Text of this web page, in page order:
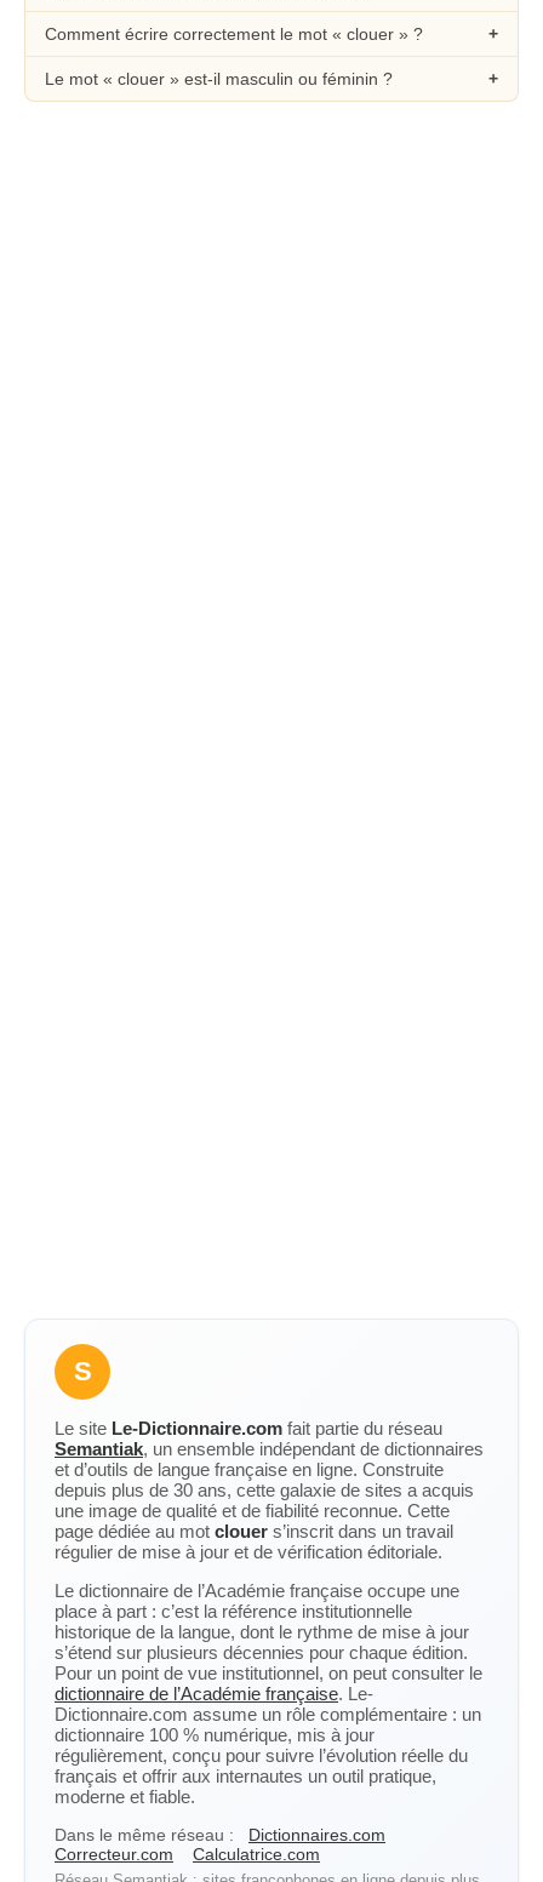
Comment écrire correctement le mot « clouer » ?
Le mot « clouer » est-il masculin ou féminin ?
S
Le site Le-Dictionnaire.com fait partie du réseau
Semantiak, un ensemble indépendant de dictionnaires
et d’outils de langue française en ligne. Construite
depuis plus de 30 ans, cette galaxie de sites a acquis
une image de qualité et de fiabilité reconnue. Cette
page dédiée au mot clouer s’inscrit dans un travail
régulier de mise à jour et de vérification éditoriale.
Le dictionnaire de l’Académie française occupe une
place à part : c’est la référence institutionnelle
historique de la langue, dont le rythme de mise à jour
s’étend sur plusieurs décennies pour chaque édition.
Pour un point de vue institutionnel, on peut consulter le
dictionnaire de l’Académie française. Le-
Dictionnaire.com assume un rôle complémentaire : un
dictionnaire 100 % numérique, mis à jour
régulièrement, conçu pour suivre l’évolution réelle du
français et offrir aux internautes un outil pratique,
moderne et fiable.
Dans le même réseau :
Dictionnaires.com
Correcteur.com
Calculatrice.com